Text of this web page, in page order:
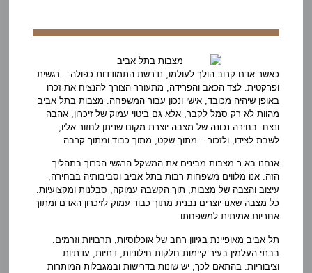
כאשר אדם קרוב הולך לעולמו, נדרשת התמודדות כפולה – רגשית
ופרקטית. לצד הכאב והפרידה, מתעורר הצורך להנציח את זכרו
באופן שיהיה מכובד, אישי ונכון עבור המשפחה. מצבות בתל אביב
מהוות לא רק סמל לקבר, אלא גם ביטוי עמוק של זיכרון, אהבה
ונצח. בחירה נכונה של מצבה יוצרת מקום שניתן לחזור אליו,
לשבת לצידו, ולזכור – מתוך שקט, מתוך כבוד ומתוך קרבה.
אנחנו בא.ר מצבות מבינים את המשקל הרגשי הכרוך בתהליך
הזה. אנו מלווים משפחות רבות בתל אביב וסביבותיה בבחירה,
עיצוב והצבה של מצבות, תוך הקשבה עמוקה, סבלנות ומקצועיות.
כל מצבה שאנו יוצרים נבנית מתוך כבוד עמוק לזיכרון האדם ומתוך
אחריות אמיתית למשפחתו.
תל אביב מאופיינת בגיוון רחב של אוכלוסיות, תרבויות וזרמים.
בבתי העלמין בעיר קיימות חלקות חילוניות, דתיות, עדתיות
וציבוריות. בהתאם לכך, יש שונות בדרישות ובמגבלות המותרות